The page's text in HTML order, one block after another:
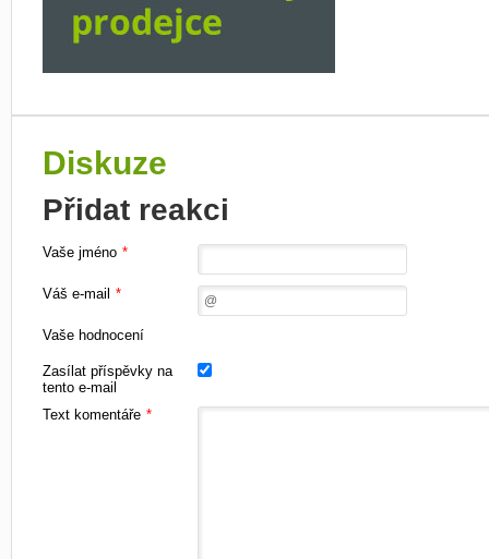
Diskuze
Přidat reakci
Vaše jméno *
Váš e-mail *
Vaše hodnocení
Zasílat příspěvky na
tento e-mail
Text komentáře *